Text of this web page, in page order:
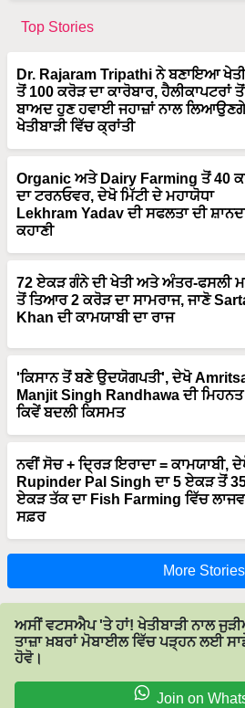
Top Stories
Dr. Rajaram Tripathi ਨੇ ਬਣਾਇਆ
ਤੋਂ 100 ਕਰੋੜ ਦਾ ਕਾਰੋਬਾਰ, ਹੈਲੀਕਾਪਟਰਾਂ ਤੋਂ
ਬਾਅਦ ਹੁਣ ਹਵਾਈ ਜਹਾਜ਼ਾਂ ਨਾਲ
ਖੇਤੀਬਾੜੀ ਵਿੱਚ ਕ੍ਰਾਂਤੀ
Organic ਅਤੇ Dairy Farming ਤੋਂ 40
ਦਾ ਟਰਨਓਵਰ, ਦੇਖੋ ਮਿੱਟੀ ਦੇ ਮਹਾਯੋਧਾ
Lekhram Yadav ਦੀ ਸਫਲਤਾ ਦੀ
ਕਹਾਣੀ
72 ਏਕੜ ਗੰਨੇ ਦੀ ਖੇਤੀ ਅਤੇ ਅੰਤਰ-ਫਸਲੀ
ਤੋਂ ਤਿਆਰ 2 ਕਰੋੜ ਦਾ ਸਾਮਰਾਜ, ਜਾਣੋ
Khan ਦੀ ਕਾਮਯਾਬੀ ਦਾ ਰਾਜ
'ਕਿਸਾਨ ਤੋਂ ਬਣੇ ਉਦਯੋਗਪਤੀ', ਦੇਖੋ
Manjit Singh Randhawa ਦੀ
ਕਿਵੇਂ ਬਦਲੀ ਕਿਸਮਤ
ਨਵੀਂ ਸੋਚ + ਦ੍ਰਿੜ ਇਰਾਦਾ = ਕਾਮਯਾਬੀ,
Rupinder Pal Singh ਦਾ 5 ਏਕੜ ਤੋਂ
ਏਕੜ ਤੱਕ ਦਾ Fish Farming ਵਿੱਚ
ਸਫ਼ਰ
More Stories
ਅਸੀਂ ਵਟਸਐਪ 'ਤੇ ਹਾਂ! ਖੇਤੀਬਾੜੀ ਨਾਲ
ਤਾਜ਼ਾ ਖ਼ਬਰਾਂ ਮੋਬਾਈਲ ਵਿੱਚ ਪੜ੍ਹਨ ਲਈ
ਹੋਵੋ।
Join on